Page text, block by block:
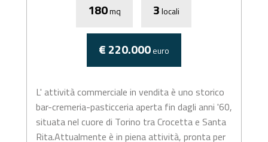
180mq 3locali
€ 220.000euro
L' attività commerciale in vendita è uno storico
bar-cremeria-pasticceria aperta fin dagli anni '60,
situata nel cuore di Torino tra Crocetta e Santa
Rita.Attualmente è in piena attività, pronta per